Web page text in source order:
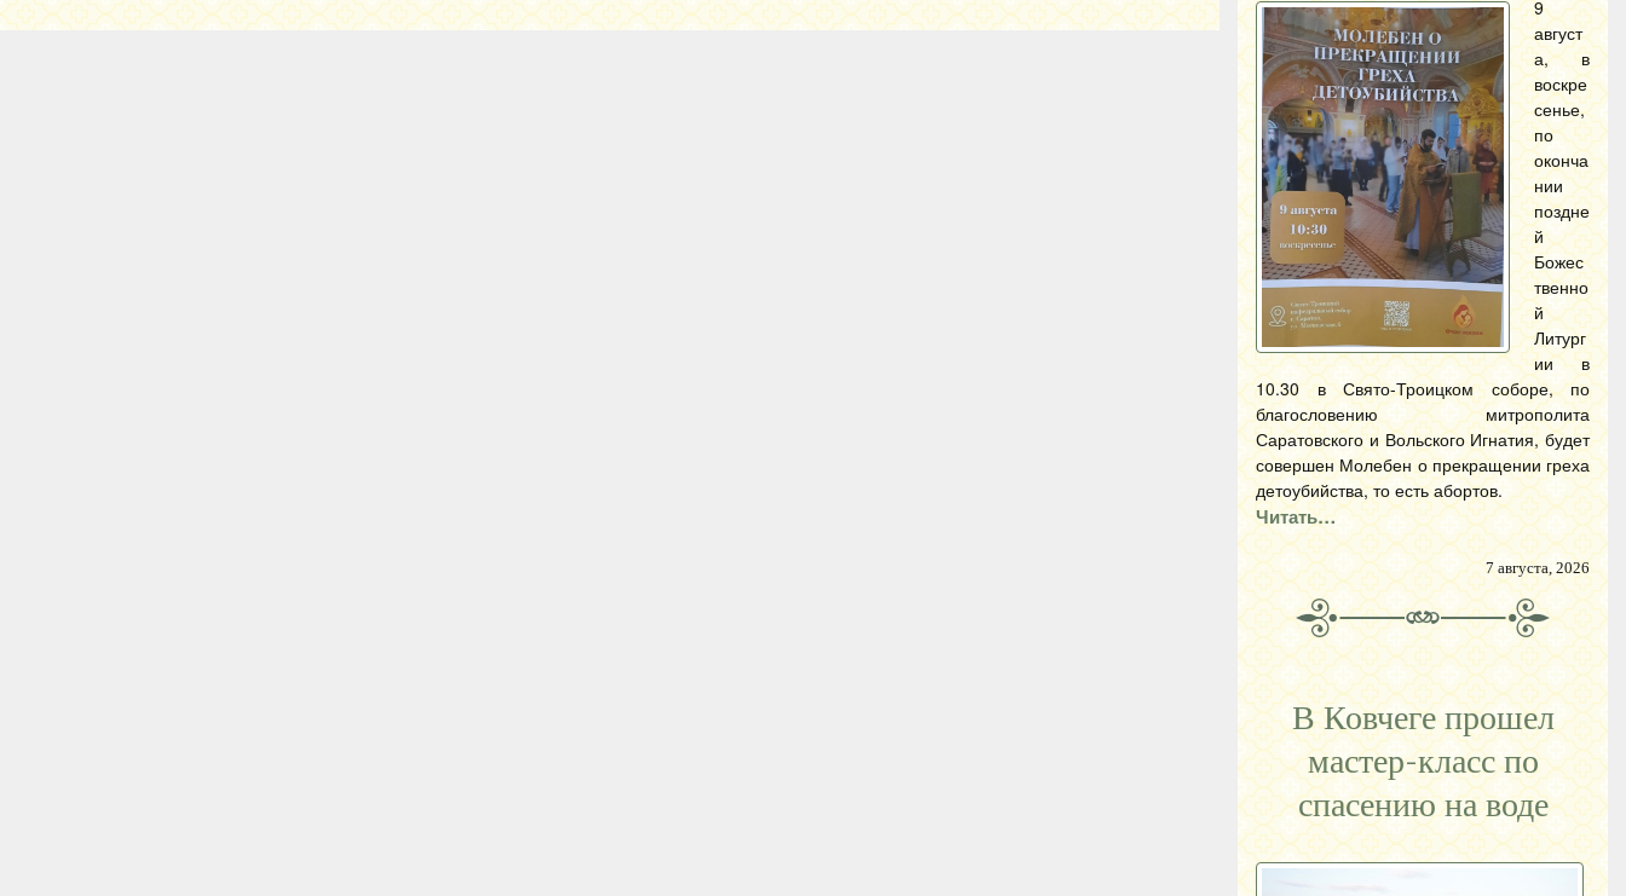
9
август
а, в
воскре
сенье,
по
оконча
нии
поздне
й
Божес
твенно
й
Литург
ии в
10.30 в Свято-Троицком соборе, по
благословению митрополита
Саратовского и Вольского Игнатия, будет
совершен Молебен о прекращении греха
детоубийства, то есть абортов.
Читать…
7 августа, 2026
В Ковчеге прошел
мастер-класс по
спасению на воде